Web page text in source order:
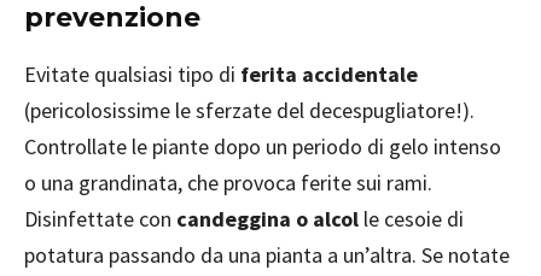
prevenzione
Evitate qualsiasi tipo di ferita accidentale
(pericolosissime le sferzate del decespugliatore!).
Controllate le piante dopo un periodo di gelo intenso
o una grandinata, che provoca ferite sui rami.
Disinfettate con candeggina o alcol le cesoie di
potatura passando da una pianta a un’altra. Se notate